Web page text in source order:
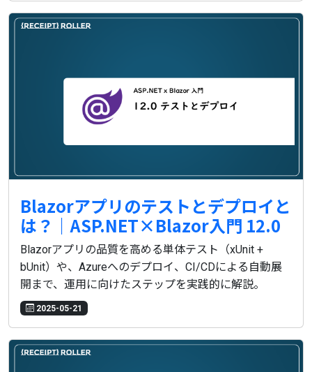
Blazorアプリのテストとデプロイと
は？｜ASP.NET×Blazor入門 12.0
Blazorアプリの品質を高める単体テスト（xUnit +
bUnit）や、Azureへのデプロイ、CI/CDによる自動展
開まで、運用に向けたステップを実践的に解説。
2025-05-21